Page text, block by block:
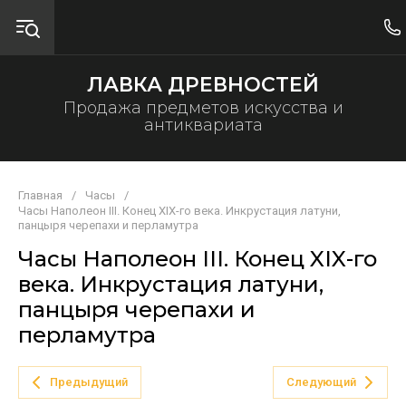
ЛАВКА ДРЕВНОСТЕЙ
Продажа предметов искусства и
антиквариата
Главная / Часы
/
Часы Наполеон III. Конец XIX-го века. Инкрустация латуни,
панцыря черепахи и перламутра
Часы Наполеон III. Конец XIX-го
века. Инкрустация латуни,
панцыря черепахи и
перламутра
Предыдущий Следующий